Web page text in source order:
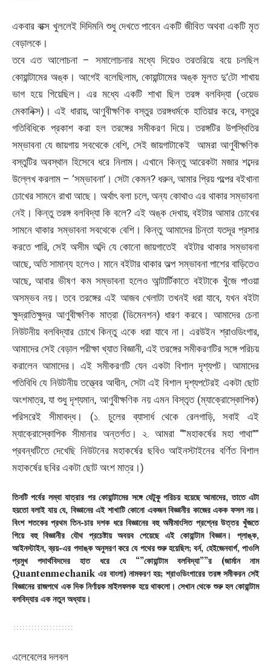
একবার বাক্স খুললেই দিদিমনি শুধু দেখতে পাবেন একটি জীবিত অথবা একটি মৃত
বেড়ালকে।
তবে এত আলোচনা – সমালোচনার মধ্যে দিয়েও তরতরিয়ে বয়ে চলছিল
কোয়ান্টামের অঙ্ক। আগেই বলেছিলাম, কোয়ান্টামের অঙ্ক মূলত দু’টো শাখায়
ভাগ হয়ে গিয়েছিল। এর মধ্যে একটি শাখা ছিল তরঙ্গ বলবিদ্যা (ওয়েভ
মেকানিক্স)। এই ধারায়, আণুবীক্ষণিক বস্তুর তরঙ্গধর্মকে হাতিয়ার করে, বস্তুর
গতিবিধিকে প্রকাশ করা হল তরঙ্গের সমীকরণ দিয়ে। তরঙ্গটির উপস্থিতির
সম্ভাবনা যে জায়গায় সবথেকে বেশি, সেই জায়গাটাকেই আমরা আণুবীক্ষণিক
বস্তুটির অবস্থান হিসেবে ধরে নিলাম। এখানে কিন্তু আরেকটা মজার শব্দের
উল্লেখ করলাম – ‘সম্ভাবনা’। সেটা কেমন? ধরুন, আমার প্রিয় গল্পের বইখানা
চোখের সামনে রাখা আছে। অর্থাৎ বলা চলে, অন্য কোথাও এর থাকার সম্ভাবনা
নেই। কিন্তু তরঙ্গ বলবিদ্যা কি বলে? এই অঙ্ক দেখায়, বইটার আমার চোখের
সামনে থাকার সম্ভাবনা সবথেকে বেশি। কিন্তু আমাদের চিন্তা যতদূর প্রসার
করতে পারি, সেই অসীম অব্দি যে কোনো জায়গাতেই বইটার থাকার সম্ভাবনা
আছে, অতি সামান্য হলেও। মানে বইটার থাকার অল্প সম্ভাবনা পাশের বাড়িতেও
আছে, আবার ভীষণ কম সম্ভাবনা হলেও আন্টার্টিকাতে বইটাকে খুঁজে পাওয়া
অসম্ভব নয়। তবে তরঙ্গের এই আজব খেলাটা তখনই ধরা যাবে, যখন বইটা
ক্ষুদ্রাতিক্ষুদ্র আণুবীক্ষণিক মাত্রা (ডিমেনশন) ধারণ করবে। আমাদের চেনা
নিউটনীয় বলবিদ্যার চোখে কিন্তু একে ধরা যাবে না। এরউইন শ্রাওডিংগার,
আমাদের সেই বেড়াল পরীক্ষা খ্যাত বিজ্ঞানী, এই তরঙ্গের সমীকরণটির সঙ্গে পরিচয়
করালেন আমাদের। এই সমীকরণটি যেন একটা বিশাল দৃশ্যপট। আমাদের
গতিবিধি যে নিউটনীয় তত্ত্বের আধীন, সেটা এই বিশাল দৃশ্যপটেরই একটা ছোট
অংশমাত্র, যা শুধু দৃশ্যমান, আণুবীক্ষণিক নয় এমন বিস্তৃত (ম্যাক্রোস্কোপিক)
পরিসরেই সীমাবদ্ধ। (১. চুলের ব্যাসার্ধ থেকে রেলগাড়ি, সবাই এই
ম্যাক্রোস্কোপিক সীমানার অন্তর্গত। ২. আমরা “”মহাকর্ষের মহা গাথা””
প্রবন্ধটিতে দেখেছি নিউটনের মহাকর্ষের ছবিও আইনস্টাইনের বর্ণিত বিশাল
মহাকর্ষের ছবির একটা ছোট অংশ মাত্র।)
তিনটি পর্বের লম্বা যাত্রার পর কোয়ান্টামের সঙ্গে যেটুকু পরিচয় হয়েছে আমাদের, তাতে এটা
হয়তো বলাই যায় যে, বিজ্ঞানের এই শাখাটি কোনো একজন বিজ্ঞানীর কাজের একক ফসল নয়।
বিংশ শতকের প্রথম তিন-চার দশক ধরে বিজ্ঞানের বহু অমীমাংসিত প্রশ্নের উত্তর খুঁজতে
গিয়ে বহু বিজ্ঞানীর যৌথ প্রচেষ্টায় অবয়ব পেয়েছে এই কোয়ান্টাম বিজ্ঞান। প্লাঙ্ক,
আইনস্টাইন, ব্রয়-এর পদাঙ্ক অনুসরণ করে যে পথের শুরু হয়েছিল; বর্ন, হেইজেনবার্গ, পাওলি
প্রমুখ পদার্থবিদদের হাত ধরে যে “”কোয়ান্টাম বলবিদ্যা””র (জার্মান নাম
Quantenmechanik এর বাংলা) নামকরণ হয়; শ্রাওডিংগারের তরঙ্গ সমীকরন সেই
বিজ্ঞানের রাজপথে এক দিক নির্ণায়ক মাইলফলক হয়ে থাকলো। সেখান থেকে শুরু হল কোয়ান্টাম
বলবিদ্যার এক নতুন অধ্যায়।
এলেবেলের দলবল